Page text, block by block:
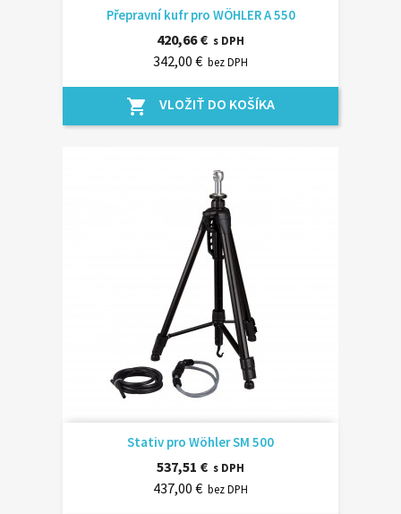
Přepravní kufr pro WÖHLER A 550
420,66 € s DPH
342,00 € bez DPH
shopping_cart VLOŽIŤ DO KOŠÍKA
Stativ pro Wöhler SM 500
537,51 € s DPH
437,00 € bez DPH